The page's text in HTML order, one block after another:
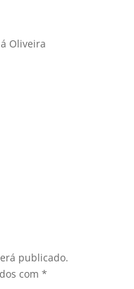
Oliveira
publicado.
com *